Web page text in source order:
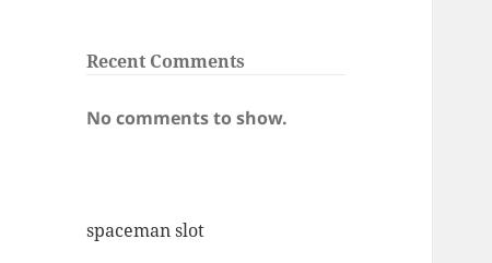
Recent Comments
No comments to show.
spaceman slot